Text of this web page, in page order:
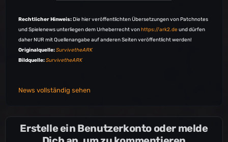
Rechtlicher Hinweis:Die hier veröffentlichten Übersetzungen von Patchnotes
und Spielenews unterliegen dem Urheberrecht vonhttps://ark2.de und dürfen
daher NUR mit Quellenangabe auf anderen Seiten veröffentlicht werden!
Originalquelle:SurvivetheARK
Bildquelle:SurvivetheARK
News vollständig sehen
Erstelle ein Benutzerkonto oder melde